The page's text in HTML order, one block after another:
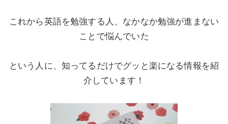
これから英語を勉強する人、なかなか勉強が進まない
ことで悩んでいた
という人に、知ってるだけでグッと楽になる情報を紹
介しています！